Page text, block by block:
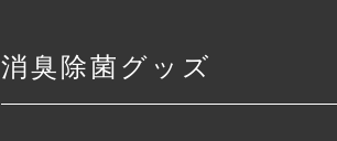
消臭除菌グッズ